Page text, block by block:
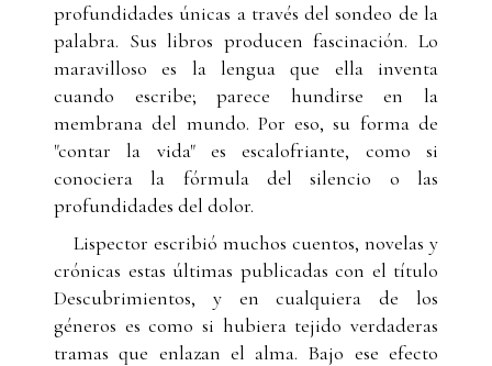
profundidades únicas a través del sondeo de la
palabra. Sus libros producen fascinación. Lo
maravilloso es la lengua que ella inventa
cuando escribe; parece hundirse en la
membrana del mundo. Por eso, su forma de
"contar la vida" es escalofriante, como si
conociera la fórmula del silencio o las
profundidades del dolor.
Lispector escribió muchos cuentos, novelas y
crónicas estas últimas publicadas con el título
Descubrimientos, y en cualquiera de los
géneros es como si hubiera tejido verdaderas
tramas que enlazan el alma. Bajo ese efecto